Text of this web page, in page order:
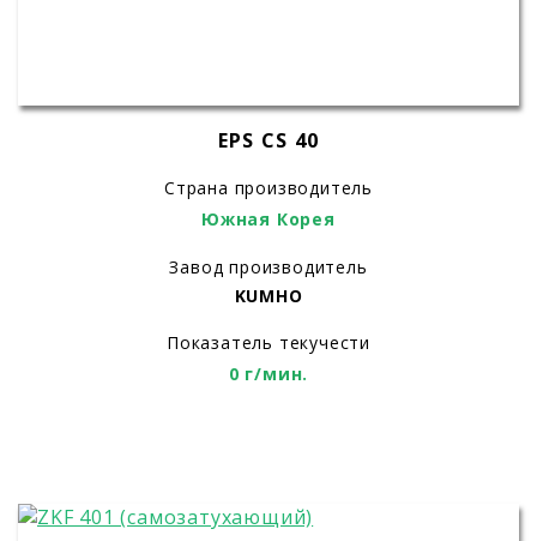
EPS CS 40
Страна производитель
Южная Корея
Завод производитель
KUMHO
Показатель текучести
0 г/мин.